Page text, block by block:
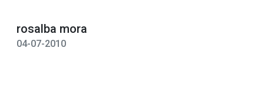
rosalba mora
04-07-2010